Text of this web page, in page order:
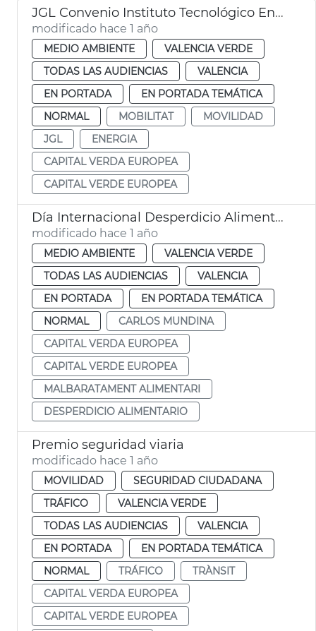
JGL Convenio Instituto Tecnológico Energía València
modificado hace 1 año
MEDIO AMBIENTE
VALENCIA VERDE
TODAS LAS AUDIENCIAS
VALENCIA
EN PORTADA
EN PORTADA TEMÁTICA
NORMAL
MOBILITAT
MOVILIDAD
JGL
ENERGIA
CAPITAL VERDA EUROPEA
CAPITAL VERDE EUROPEA
Día Internacional Desperdicio Alimentario
modificado hace 1 año
MEDIO AMBIENTE
VALENCIA VERDE
TODAS LAS AUDIENCIAS
VALENCIA
EN PORTADA
EN PORTADA TEMÁTICA
NORMAL
CARLOS MUNDINA
CAPITAL VERDA EUROPEA
CAPITAL VERDE EUROPEA
MALBARATAMENT ALIMENTARI
DESPERDICIO ALIMENTARIO
Premio seguridad viaria
modificado hace 1 año
MOVILIDAD
SEGURIDAD CIUDADANA
TRÁFICO
VALENCIA VERDE
TODAS LAS AUDIENCIAS
VALENCIA
EN PORTADA
EN PORTADA TEMÁTICA
NORMAL
TRÁFICO
TRÀNSIT
CAPITAL VERDA EUROPEA
CAPITAL VERDE EUROPEA